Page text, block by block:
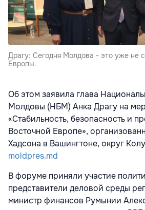
Драгу: Сегодня Молдова - это уже не
Европы.
Об этом заявила глава
Молдовы (НБМ) Анка Драгу на
«Стабильность, безопасность и
Восточной Европе»,
Хадсона в Вашингтоне, округ
moldpres.md
В форуме приняли участие
представители деловой среды
министр финансов Румынии